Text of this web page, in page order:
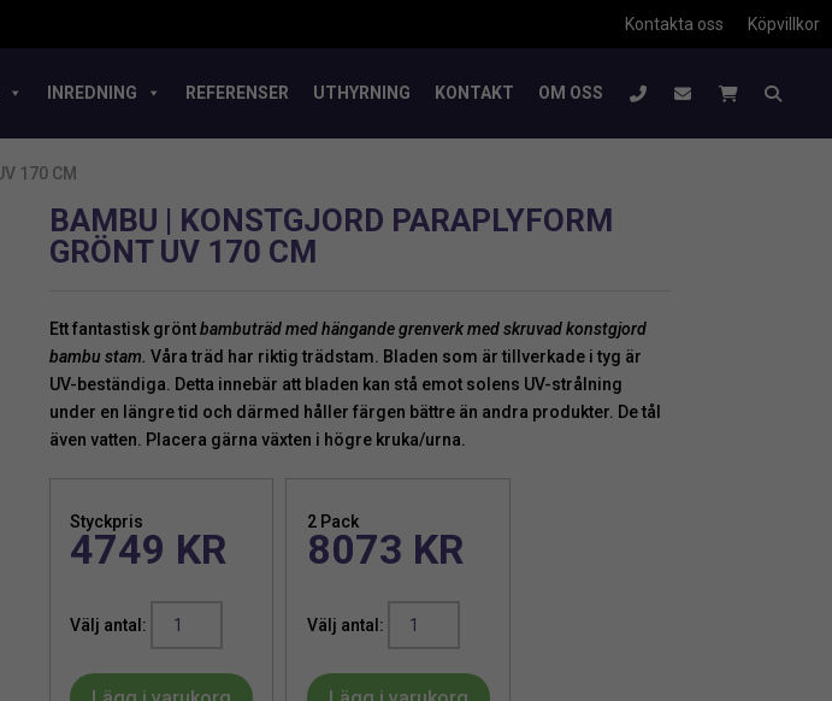
Köpvillkor
Kontakta oss
INREDNING REFERENSER UTHYRNING KONTAKT OM OSS
170 CM
BAMBU | KONSTGJORD PARAPLYFORM
GRÖNT UV 170 CM
Ett fantastisk gröntbambuträd med hängande grenverk med skruvad konstgjord
bambu stam. Våra träd har riktig trädstam. Bladen som är tillverkade i tyg är
UV-beständiga. Detta innebär att bladen kan stå emot solens UV-strålning
under en längre tid och därmed håller färgen bättre än andra produkter. De tål
även vatten. Placera gärna växten i högre kruka/urna.
Styckpris
4749 KR
paraplyform
2 Pack
8073 KR
paraplyform